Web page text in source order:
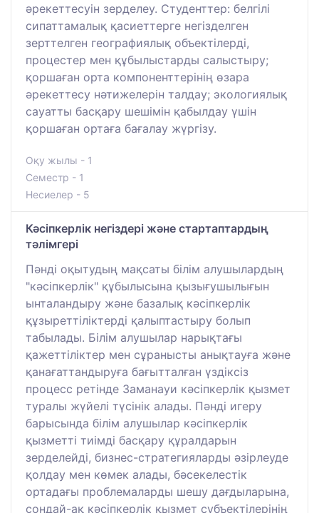
әрекеттесуін зерделеу. Студенттер: белгілі
сипаттамалық қасиеттерге негізделген
зерттелген географиялық объектілерді,
процестер мен құбылыстарды салыстыру;
қоршаған орта компоненттерінің өзара
әрекеттесу нәтижелерін талдау; экологиялық
сауатты басқару шешімін қабылдау үшін
қоршаған ортаға бағалау жүргізу.
Оқу жылы - 1
Семестр - 1
Несиелер - 5
Кәсіпкерлік негіздері және стартаптардың
тәлімгері
Пәнді оқытудың мақсаты білім алушылардың
"кәсіпкерлік" құбылысына қызығушылығын
ынталандыру және базалық кәсіпкерлік
құзыреттіліктерді қалыптастыру болып
табылады. Білім алушылар нарықтағы
қажеттіліктер мен сұранысты анықтауға және
қанағаттандыруға бағытталған үздіксіз
процесс ретінде Заманауи кәсіпкерлік қызмет
туралы жүйелі түсінік алады. Пәнді игеру
барысында білім алушылар кәсіпкерлік
қызметті тиімді басқару құралдарын
зерделейді, бизнес-стратегияларды әзірлеуде
қолдау мен көмек алады, бәсекелестік
ортадағы проблемаларды шешу дағдыларына,
сондай-ақ кәсіпкерлік қызмет субъектілерінің